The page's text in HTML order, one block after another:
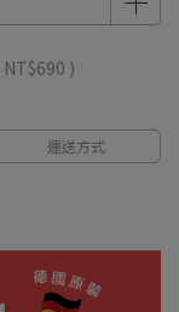
NT$690 )
運送方式